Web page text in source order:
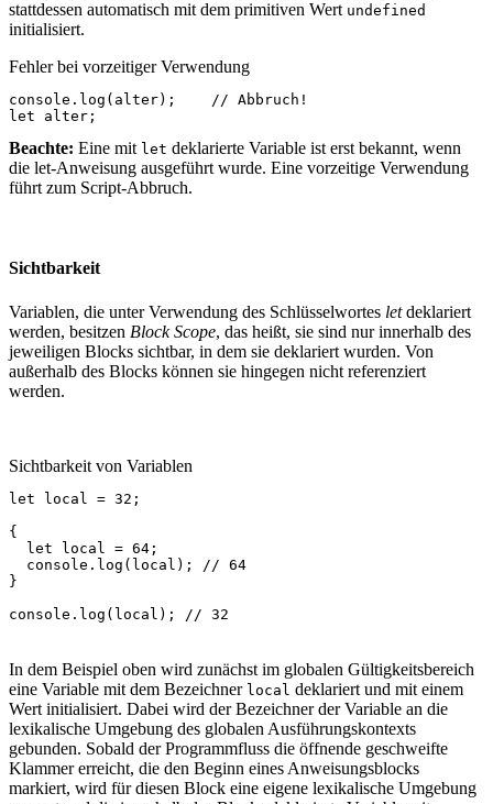
stattdessen automatisch mit dem primitiven Wert undefined
initialisiert.
Fehler bei vorzeitiger Verwendung
console . log ( alter);
// Abbruch!
let
alter ;
Beachte: Eine mit let deklarierte Variable ist erst bekannt, wenn
die let-Anweisung ausgeführt wurde. Eine vorzeitige Verwendung
führt zum Script-Abbruch.
Sichtbarkeit
Variablen, die unter Verwendung des Schlüsselwortes letdeklariert
werden, besitzen Block Scope, das heißt, sie sind nur innerhalb des
jeweiligen Blocks sichtbar, in dem sie deklariert wurden. Von
außerhalb des Blocks können sie hingegen nicht referenziert
werden.
Sichtbarkeit von Variablen
let local = 32 ;
{
let
local = 64 ;
console . log ( local );
// 64
}
console . log ( local ); // 32
In dem Beispiel oben wird zunächst im globalen Gültigkeitsbereich
eine Variable mit dem Bezeichner local deklariert und mit einem
Wert initialisiert. Dabei wird der Bezeichner der Variable an die
lexikalische Umgebung des globalen Ausführungskontexts
gebunden. Sobald der Programmfluss die öffnende geschweifte
Klammer erreicht, die den Beginn eines Anweisungsblocks
markiert, wird für diesen Block eine eigene lexikalische Umgebung